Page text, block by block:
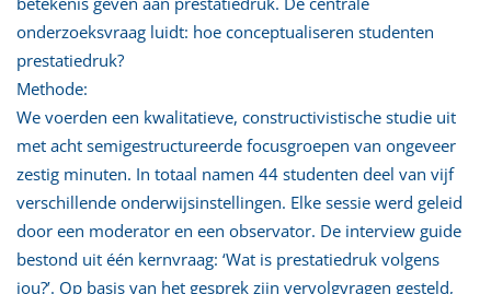
onderzoeksvraag luidt: hoe conceptualiseren studenten
prestatiedruk?
Methode:
We voerden een kwalitatieve, constructivistische studie uit
met acht semigestructureerde focusgroepen van ongeveer
zestig minuten. In totaal namen 44 studenten deel van vijf
verschillende onderwijsinstellingen. Elke sessie werd geleid
door een moderator en een observator. De interview guide
bestond uit één kernvraag: ‘Wat is prestatiedruk volgens
jou?’. Op basis van het gesprek zijn vervolgvragen gesteld,